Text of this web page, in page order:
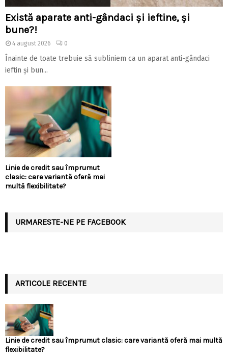
Există aparate anti-gândaci și ieftine, și
bune?!
4 august 2026 0
Înainte de toate trebuie să subliniem ca un aparat anti-gândaci
ieftin și bun...
Linie de credit sau împrumut
clasic: care variantă oferă mai
multă flexibilitate?
URMARESTE-NE PE FACEBOOK
ARTICOLE RECENTE
Linie de credit sau împrumut clasic: care variantă oferă mai multă
flexibilitate?